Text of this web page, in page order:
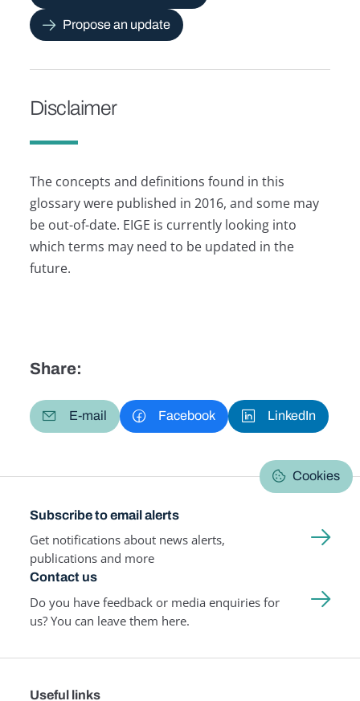
Propose an update
Disclaimer
The concepts and definitions found in this
glossary were published in 2016, and some may
be out-of-date. EIGE is currently looking into
which terms may need to be updated in the
future.
Share:
E-mail Facebook LinkedIn
Cookies
Subscribe to email alerts
Get notifications about news alerts,
publications and more
Contact us
Do you have feedback or media enquiries for
us? You can leave them here.
Useful links